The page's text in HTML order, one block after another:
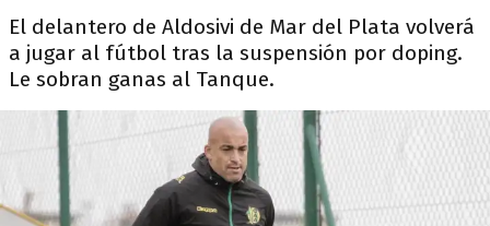
El delantero de Aldosivi de Mar del Plata volverá
a jugar al fútbol tras la suspensión por doping.
Le sobran ganas al Tanque.